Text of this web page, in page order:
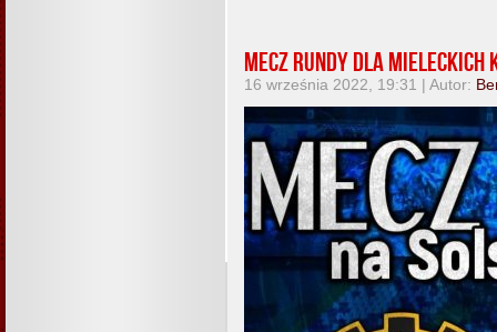
Mecz rundy dla mieleckich
16 września 2022, 19:31 | Autor: